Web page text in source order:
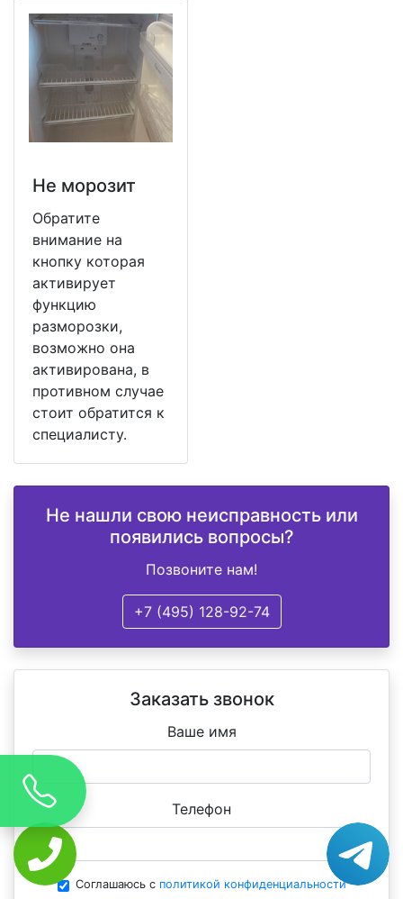
Не морозит
Обратите
внимание на
кнопку которая
активирует
функцию
разморозки,
возможно она
активирована, в
противном случае
стоит обратится к
специалисту.
Не нашли свою неисправность или
появились вопросы?
Позвоните нам!
+7 (495) 128-92-74
Заказать звонок
Ваше имя
Телефон
Соглашаюсь с политикой конфиденциальности